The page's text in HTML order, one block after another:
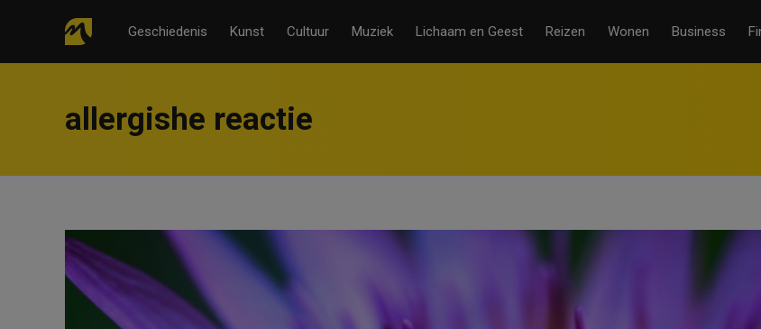
Geschiedenis Kunst Cultuur Muziek Lichaam en Geest Reizen Wonen Business
allergishe reactie